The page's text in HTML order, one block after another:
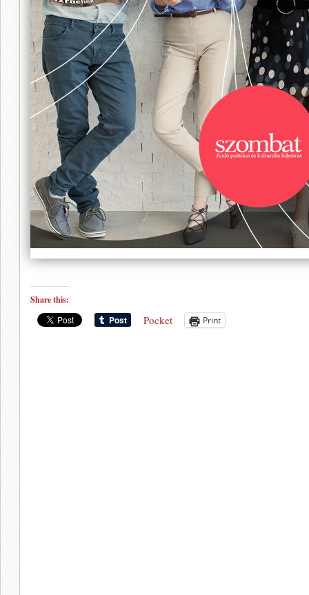
Share this:
Pocket Print